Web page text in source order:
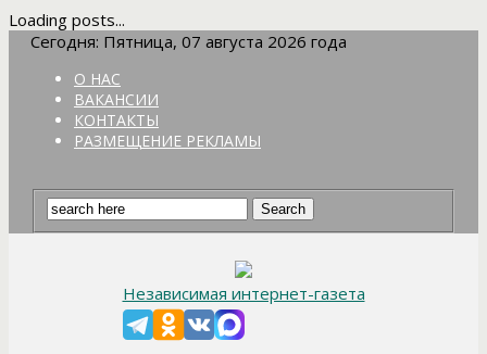
Loading posts...
Сегодня: Пятница, 07 августа 2026 года
О НАС
ВАКАНСИИ
КОНТАКТЫ
РАЗМЕЩЕНИЕ РЕКЛАМЫ
Независимая интернет-газета